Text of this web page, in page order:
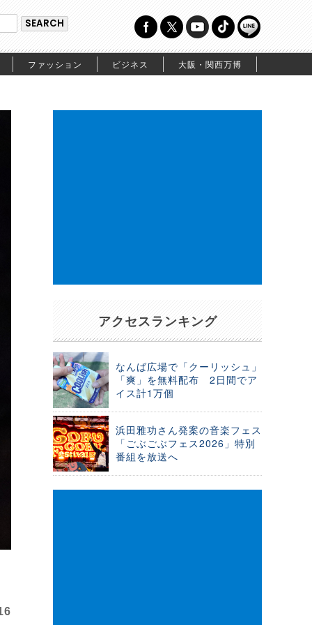
ファッション ビジネス 大阪・関西万博
アクセスランキング
なんば広場で「クーリッシュ」
「爽」を無料配布 2日間でア
イス計1万個
浜田雅功さん発案の音楽フェス
「ごぶごぶフェス2026」特別
番組を放送へ